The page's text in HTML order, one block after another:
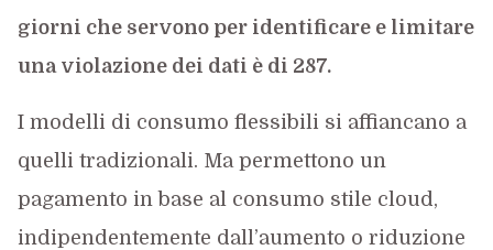
giorni che servono per identificare e limitare
una violazione dei dati è di 287.
I modelli di consumo flessibili si affiancano a
quelli tradizionali. Ma permettono un
pagamento in base al consumo stile cloud,
indipendentemente dall’aumento o riduzione